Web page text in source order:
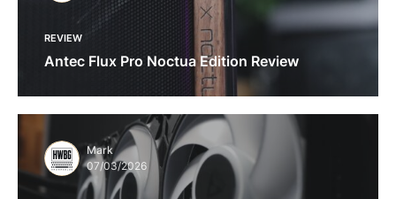
REVIEW
Antec Flux Pro Noctua Edition Review
Mark
07/03/2026